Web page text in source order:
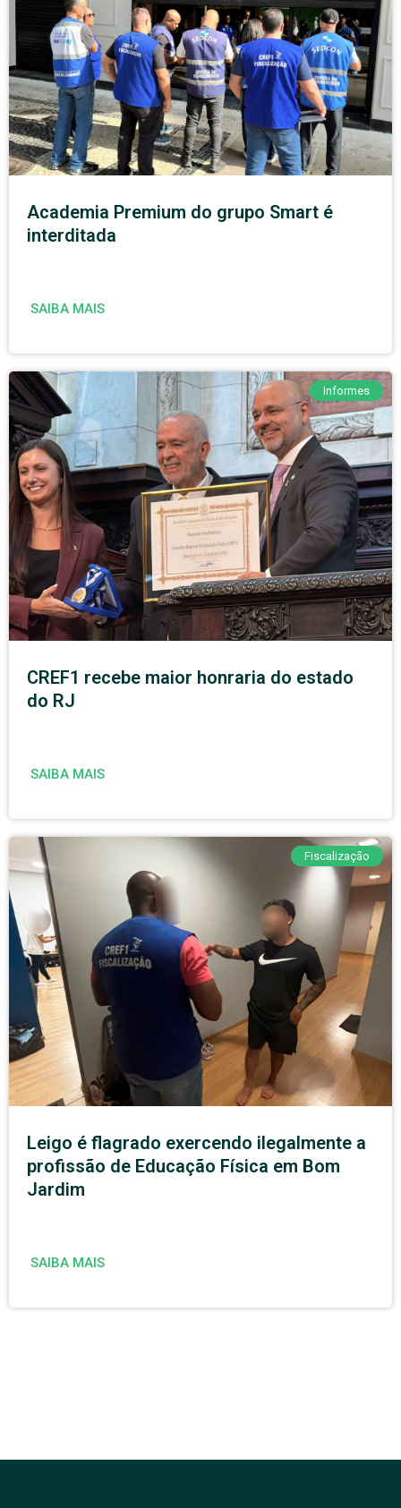
Academia Premium do grupo Smart é
interditada
SAIBA MAIS
Informes
CREF1 recebe maior honraria do estado
do RJ
SAIBA MAIS
Fiscalização
Leigo é flagrado exercendo ilegalmente a
profissão de Educação Física em Bom
Jardim
SAIBA MAIS